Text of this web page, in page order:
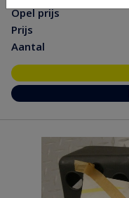
Opel prijs
Prijs
Aantal